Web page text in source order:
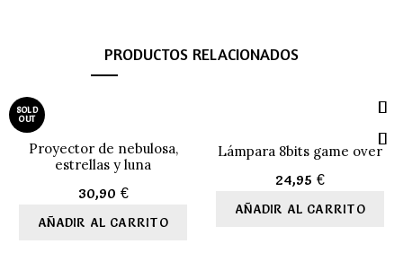
PRODUCTOS RELACIONADOS
Proyector de nebulosa,
estrellas y luna
30,90 €
AÑADIR AL CARRITO
Lámpara 8bits game over
24,95 €
AÑADIR AL CARRITO
SOLD
OUT